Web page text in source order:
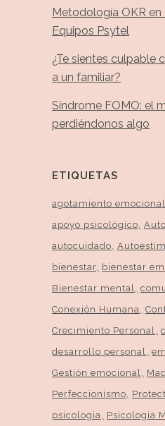
Metodología OKR
Equipos Psytel
¿Te sientes culpable
a un familiar?
Síndrome FOMO: el
perdiéndonos algo
ETIQUETAS
agotamiento emocional
apoyo psicológico
autocuidado
bienestar
bienestar
Bienestar mental
Conexión Humana
Crecimiento Personal
desarrollo personal
Gestión emocional
Perfeccionismo
psicologia
Psicologia